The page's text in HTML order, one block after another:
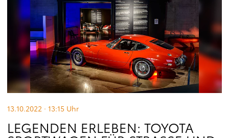
13.10.2022 · 13:15 Uhr
LEGENDEN ERLEBEN: TOYOTA